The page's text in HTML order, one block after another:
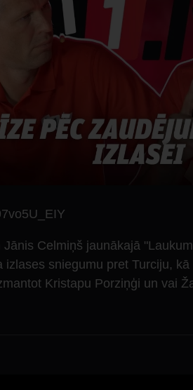
Jānis Celmiņš jaunākajā
izlases sniegumu pret Turciju,
Kristapu Porziņģi un vai